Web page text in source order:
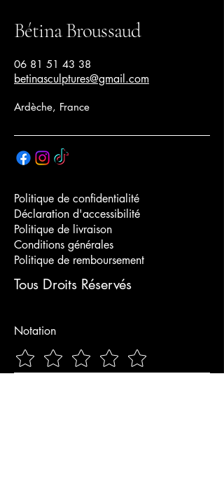
Bétina Broussaud
06 81 51 43 38
betinasculptures@gmail.com
Ardèche, France
Politique de confidentialité
Déclaration d'accessibilité
Politique de livraison
Conditions générales
Politique de remboursement
Tous Droits Réservés
Notation